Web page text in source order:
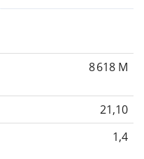
8 618 M
21,10
1,4